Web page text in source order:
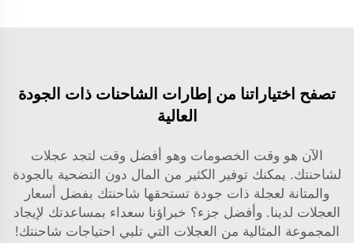
تصفح اختياراتنا من إطارات الشاحنات ذات الجودة
العالية
الآن هو وقت الخصومات وهو أفضل وقت لتجد عجلات
لشاحنتك. يمكنك توفير الكثير من المال دون التضحية بالجودة
والمتانة لعجلة ذات جودة تستحقها شاحنتك بفضل أسعار
العجلات لدينا. وأفضل جزء؟ خبراؤنا سعداء بمساعدتك لإيجاد
المجموعة المثالية من العجلات التي تلبي احتياجات شاحنتك!